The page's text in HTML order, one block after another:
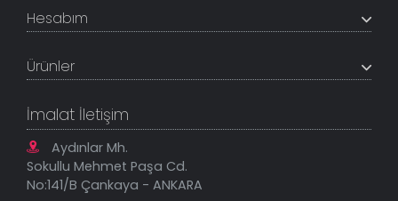
İletişim Bilgileri
Banka Hesapları
Sık Sorulan Sorular
Hesabım
Tüm Siparişlerim
Geçerli İade Koşulları
Mesafeli Satış Sözleşmesi
Gizlilik Güvenlik Politikası
Ürünler
Tablonu Sen Tasarla
Tablo Saatler
Yeni Eklenenler
En Çok Satılanlar
İndirimli Tablolar
İmalat İletişim
Aydınlar Mh.
Sokullu Mehmet Paşa Cd.
No:141/B Çankaya - ANKARA